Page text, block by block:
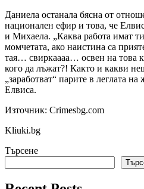
Даниела останала бясна от
национален ефир и това, че
и Михаела. „Каква работа имат
момчетата, ако наистина са
тая… свиркаааа… освен на това
кого да лъжат?! Както и какви
„заработват“ парите в леглата
Елвиса.
Източник: Crimesbg.com
Kliuki.bg
Търсене